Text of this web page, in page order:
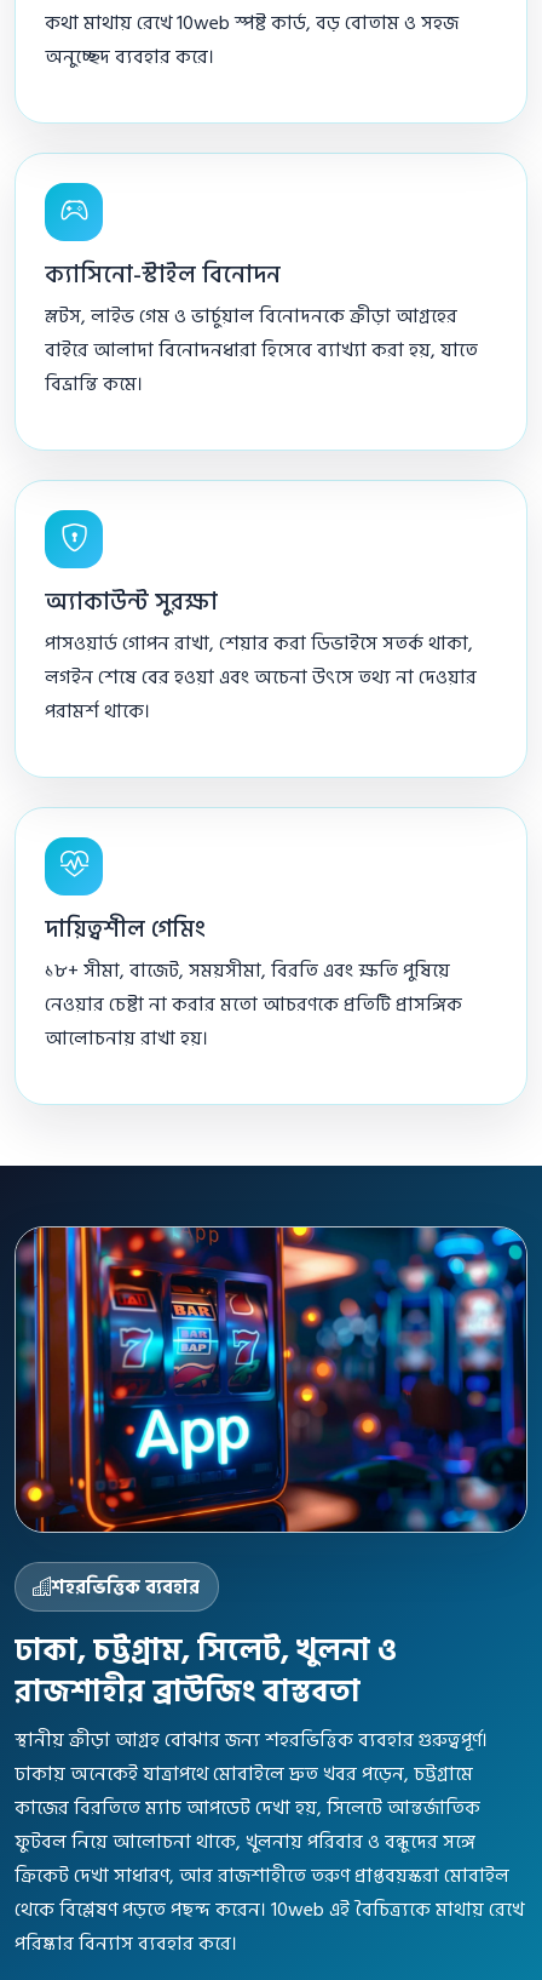
কথা মাথায় রেখে 10web স্পষ্ট কার্ড, বড় বোতাম ও সহজ
অনুচ্ছেদ ব্যবহার করে।
ক্যাসিনো-স্টাইল বিনোদন
স্লটস, লাইভ গেম ও ভার্চুয়াল বিনোদনকে ক্রীড়া আগ্রহের
বাইরে আলাদা বিনোদনধারা হিসেবে ব্যাখ্যা করা হয়, যাতে
বিভ্রান্তি কমে।
অ্যাকাউন্ট সুরক্ষা
পাসওয়ার্ড গোপন রাখা, শেয়ার করা ডিভাইসে সতর্ক থাকা,
লগইন শেষে বের হওয়া এবং অচেনা উৎসে তথ্য না দেওয়ার
পরামর্শ থাকে।
দায়িত্বশীল গেমিং
১৮+ সীমা, বাজেট, সময়সীমা, বিরতি এবং ক্ষতি পুষিয়ে
নেওয়ার চেষ্টা না করার মতো আচরণকে প্রতিটি প্রাসঙ্গিক
আলোচনায় রাখা হয়।
শহরভিত্তিক ব্যবহার
ঢাকা, চট্টগ্রাম, সিলেট, খুলনা ও
রাজশাহীর ব্রাউজিং বাস্তবতা
স্থানীয় ক্রীড়া আগ্রহ বোঝার জন্য শহরভিত্তিক ব্যবহার গুরুত্বপূর্ণ।
ঢাকায় অনেকেই যাত্রাপথে মোবাইলে দ্রুত খবর পড়েন, চট্টগ্রামে
কাজের বিরতিতে ম্যাচ আপডেট দেখা হয়, সিলেটে আন্তর্জাতিক
ফুটবল নিয়ে আলোচনা থাকে, খুলনায় পরিবার ও বন্ধুদের সঙ্গে
ক্রিকেট দেখা সাধারণ, আর রাজশাহীতে তরুণ প্রাপ্তবয়স্করা মোবাইল
থেকে বিশ্লেষণ পড়তে পছন্দ করেন। 10web এই বৈচিত্র্যকে মাথায় রেখে
পরিষ্কার বিন্যাস ব্যবহার করে।